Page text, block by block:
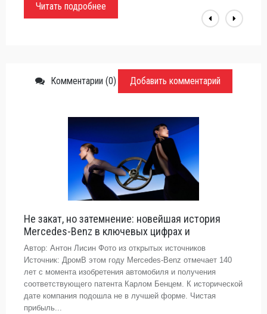
Читать подробнее
Комментарии (0) Добавить комментарий
Не закат, но затемнение: новейшая история
Mercedes-Benz в ключевых цифрах и
Автор: Антон Лисин Фото из открытых источников
Источник: ДромВ этом году Mercedes-Benz отмечает 140
лет с момента изобретения автомобиля и получения
соответствующего патента Карлом Бенцем. К исторической
дате компания подошла не в лучшей форме. Чистая
прибыль...